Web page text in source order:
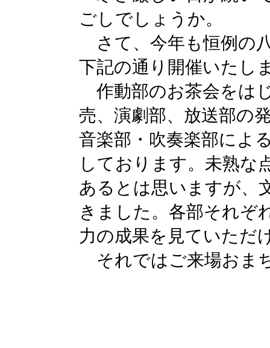
ごしでしょうか。
さて、今年も恒例の
下記の通り開催いたし
作動部のお茶会をは
売、演劇部、放送部の
音楽部・吹奏楽部によ
しております。未熟な
あるとは思いますが、
きました。各部それぞ
力の成果を見ていただ
それではご来場おま